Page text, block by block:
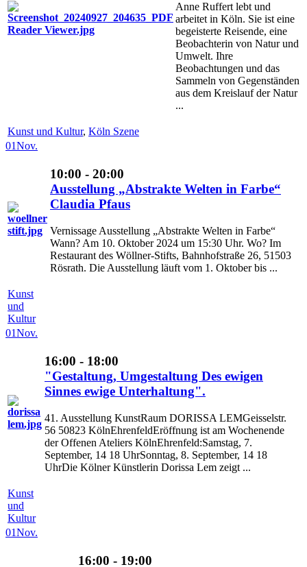
Anne Ruffert lebt und
arbeitet in Köln. Sie ist eine
begeisterte Reisende, eine
Beobachterin von Natur und
Umwelt. Ihre
Beobachtungen und das
Sammeln von Gegenständen
aus dem Kreislauf der Natur
...
Kunst und Kultur, Köln Szene
01Nov.
10:00 - 20:00
Ausstellung „Abstrakte Welten in Farbe“
Claudia Pfaus
Vernissage Ausstellung „Abstrakte Welten in Farbe“
Wann? Am 10. Oktober 2024 um 15:30 Uhr. Wo? Im
Restaurant des Wöllner-Stifts, Bahnhofstraße 26, 51503
Rösrath. Die Ausstellung läuft vom 1. Oktober bis ...
Kunst
und
Kultur
01Nov.
16:00 - 18:00
"Gestaltung, Umgestaltung Des ewigen
Sinnes ewige Unterhaltung".
41. Ausstellung KunstRaum DORISSA LEMGeisselstr.
56 50823 KölnEhrenfeldEröffnung ist am Wochenende
der Offenen Ateliers KölnEhrenfeld:Samstag, 7.
September, 14 18 UhrSonntag, 8. September, 14 18
UhrDie Kölner Künstlerin Dorissa Lem zeigt ...
Kunst
und
Kultur
01Nov.
16:00 - 19:00